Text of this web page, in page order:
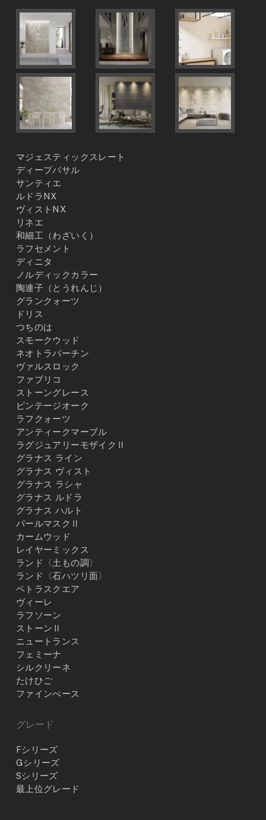
マジェスティックスレート
ディープバサル
サンティエ
ルドラNX
ヴィストNX
リネエ
和細工（わざいく）
ラフセメント
ディニタ
ノルディックカラー
陶連子（とうれんじ）
グランクォーツ
ドリス
つちのは
スモークウッド
ネオトラバーチン
ヴァルスロック
ファブリコ
ストーングレース
ビンテージオーク
ラフクォーツ
アンティークマーブル
ラグジュアリーモザイクⅡ
グラナス ライン
グラナス ヴィスト
グラナス ラシャ
グラナス ルドラ
グラナス ハルト
パールマスクⅡ
カームウッド
レイヤーミックス
ランド〈土もの調〉
ランド〈石ハツリ面〉
ペトラスクエア
ヴィーレ
ラフソーン
ストーンⅡ
ニュートランス
フェミーナ
シルクリーネ
たけひご
ファインべース
グレード
Fシリーズ
Gシリーズ
Sシリーズ
最上位グレード